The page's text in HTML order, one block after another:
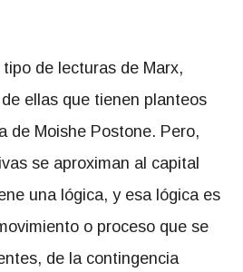
de lecturas de Marx,
ellas que tienen planteos
de Moishe Postone. Pero,
se aproximan al capital
una lógica, y esa lógica es
o proceso que se
de la contingencia